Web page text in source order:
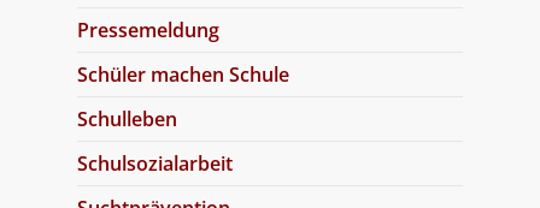
Pressemeldung
Schüler machen Schule
Schulleben
Schulsozialarbeit